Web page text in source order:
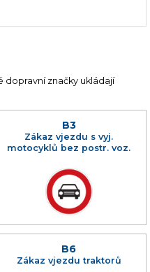
dopravní značky ukládají
B3
Zákaz vjezdu s vyj.
motocyklů bez postr. voz.
B6
Zákaz vjezdu traktorů